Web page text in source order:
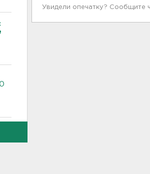
Увидели опечатку? Сообщите